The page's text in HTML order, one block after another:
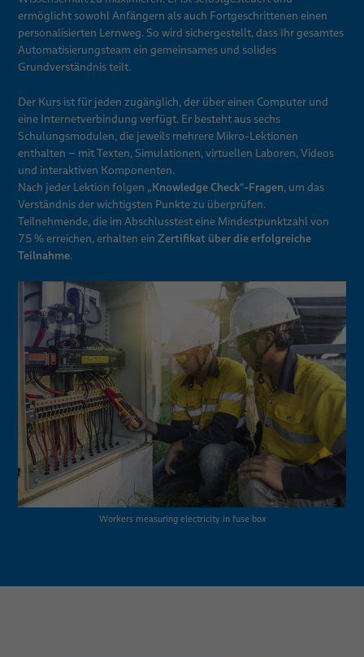
ermöglicht sowohl Anfängern als auch Fortgeschrittenen einen
personalisierten Lernweg. So wird sichergestellt, dass Ihr gesamtes
Automatisierungsteam ein gemeinsames und solides
Grundverständnis teilt.
Der Kurs ist für jeden zugänglich, der über einen Computer und
eine Internetverbindung verfügt. Er besteht aus sechs
Schulungsmodulen, die jeweils mehrere Mikro-Lektionen
enthalten – mit Texten, Simulationen, virtuellen Laboren, Videos
und interaktiven Komponenten.
Nach jeder Lektion folgen „Knowledge Check“-Fragen, um das
Verständnis der wichtigsten Punkte zu überprüfen.
Teilnehmende, die im Abschlusstest eine Mindestpunktzahl von
75 % erreichen, erhalten ein Zertifikat über die erfolgreiche
Teilnahme.
Workers measuring electricity in fuse box